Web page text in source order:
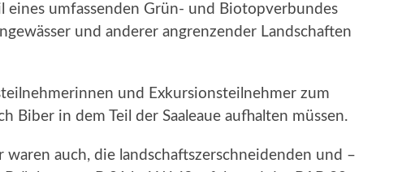
eines umfassenden Grün- und Biotopverbundes
und anderer angrenzender Landschaften
und Exkursionsteilnehmer zum
Biber in dem Teil der Saaleaue aufhalten müssen.
auch, die landschaftszerschneidenden und –